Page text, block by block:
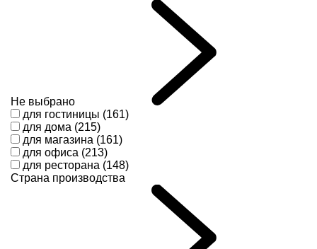
Не выбрано
для гостиницы (161)
для дома (215)
для магазина (161)
для офиса (213)
для ресторана (148)
Страна производства